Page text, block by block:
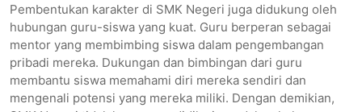
Pembentukan karakter di SMK Negeri juga didukung oleh
hubungan guru-siswa yang kuat. Guru berperan sebagai
mentor yang membimbing siswa dalam pengembangan
pribadi mereka. Dukungan dan bimbingan dari guru
membantu siswa memahami diri mereka sendiri dan
mengenali potensi yang mereka miliki. Dengan demikian,